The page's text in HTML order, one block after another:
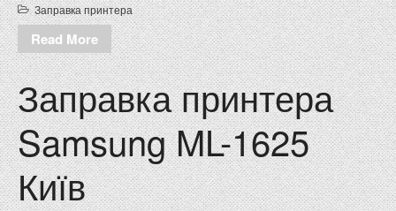
Заправка принтера
Read More
Заправка принтера
Samsung ML-1625
Київ